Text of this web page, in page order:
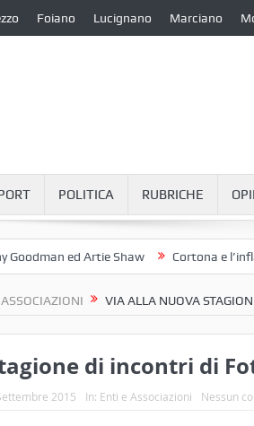
Foiano Lucignano Marciano
POLITICA RUBRICHE
ed Artie Shaw Cortona e
VIA ALLA NUOVA
di incontri di
2015 In: Enti e Associazioni Nessun